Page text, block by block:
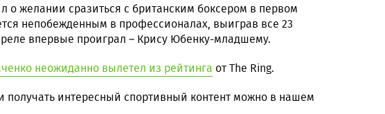
о желании сразиться с британским боксером в первом
непобежденным в профессионалах, выиграв все 23
впервые проиграл – Крису Юбенку-младшему.
неожиданно вылетел из рейтинга от The Ring.
получать интересный спортивный контент можно в нашем